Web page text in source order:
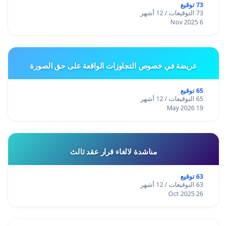
73 توقيع
73 التوقيعات / 12 أشهر
6 Nov 2025
عريضة في خصوص التجاوزات الواقعة على حق الصورة
65 توقيع
65 التوقيعات / 12 أشهر
19 May 2026
مناشدة لالغاء قرار عقد ثالث
63 توقيع
63 التوقيعات / 12 أشهر
26 Oct 2025